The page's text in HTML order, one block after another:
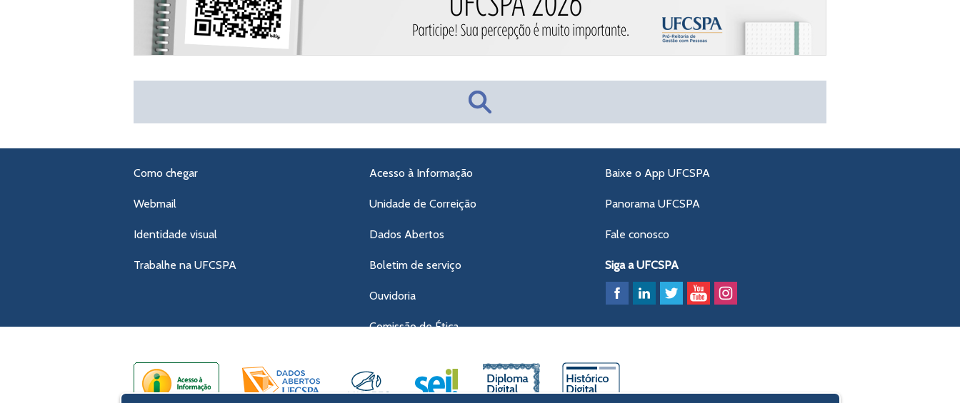
Como chegar
Webmail
Identidade visual
Trabalhe na UFCSPA
Acesso à Informação
Unidade de Correição
Dados Abertos
Boletim de serviço
Ouvidoria
Comissão de Ética
Baixe o App UFCSPA
Panorama UFCSPA
Fale conosco
Siga a UFCSPA